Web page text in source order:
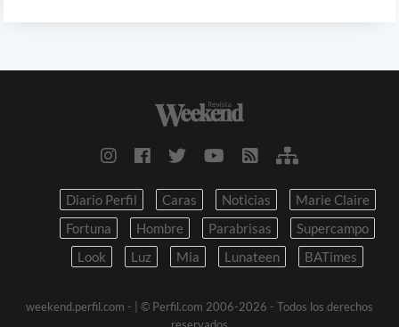
Diario Perfil Caras Noticias
Marie Claire
Fortuna
Hombre Parabrisas
Supercampo
Look
Luz Mia Lunateen BATimes
weekend.perfil.com - | © Perfil.com 2006-2026 - Todos los derechos
reservados